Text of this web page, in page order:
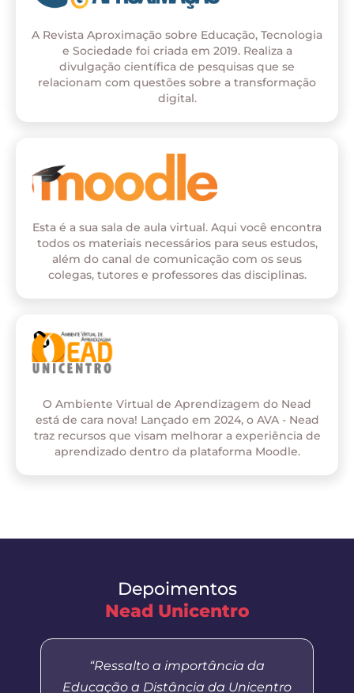
A Revista Aproximação sobre Educação, Tecnologia
e Sociedade foi criada em 2019. Realiza a
divulgação científica de pesquisas que se
relacionam com questões sobre a transformação
digital.
Esta é a sua sala de aula virtual. Aqui você encontra
todos os materiais necessários para seus estudos,
além do canal de comunicação com os seus
colegas, tutores e professores das disciplinas.
O Ambiente Virtual de Aprendizagem do Nead
está de cara nova! Lançado em 2024, o AVA - Nead
traz recursos que visam melhorar a experiência de
aprendizado dentro da plataforma Moodle.
Depoimentos
Nead Unicentro
“Ressalto a importância da
Educação a Distância da Unicentro